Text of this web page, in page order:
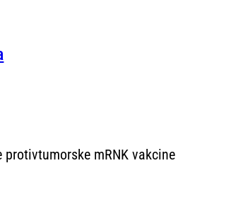
mRNK vakcine